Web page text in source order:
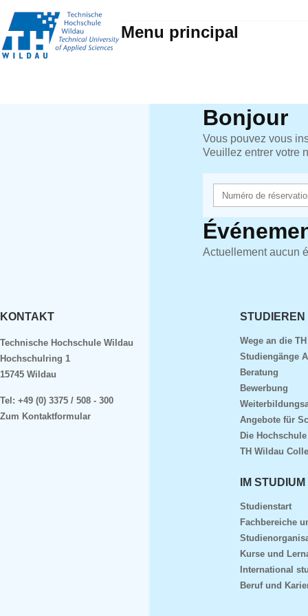
Menu principal
Bonjour
Vous pouvez vous
Veuillez entrer votre
Actuellement aucun
KONTAKT
Technische Hochschule Wildau
Hochschulring 1
15745 Wildau
Tel: +49 (0) 3375 / 508 - 300
Zum Kontaktformular
Wege an die
Studiengänge
Beratung
Bewerbung
Angebote für
Die
TH Wildau
IM STUDIUM
Studienstart
Fachbereiche
Kurse und
International
Beruf und